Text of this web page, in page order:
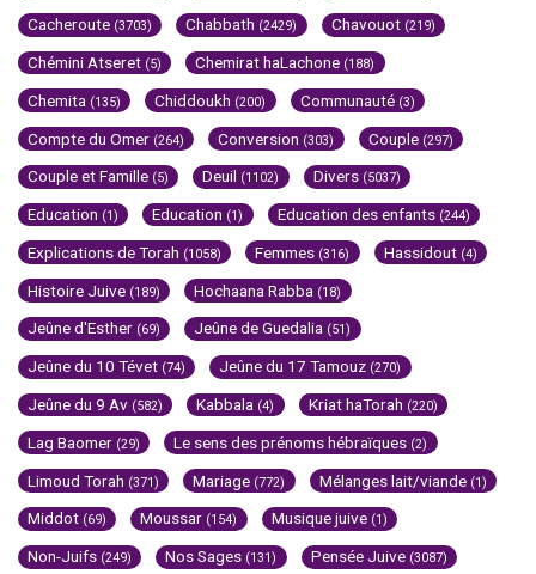
Cacheroute (3703) Chabbath (2429) Chavouot (219)
Chémini Atseret (5) Chemirat haLachone (188)
Chemita (135) Chiddoukh (200) Communauté (3)
Compte du Omer (264) Conversion (303) Couple (297)
Couple et Famille (5) Deuil (1102) Divers (5037)
Education (1) Education (1) Education des enfants (244)
Explications de Torah (1058) Femmes (316) Hassidout (4)
Histoire Juive (189) Hochaana Rabba (18)
Jeûne d'Esther (69) Jeûne de Guedalia (51)
Jeûne du 10 Tévet (74) Jeûne du 17 Tamouz (270)
Jeûne du 9 Av (582) Kabbala (4) Kriat haTorah (220)
Lag Baomer (29) Le sens des prénoms hébraïques (2)
Limoud Torah (371) Mariage (772) Mélanges lait/viande (1)
Middot (69) Moussar (154) Musique juive (1)
Non-Juifs (249) Nos Sages (131) Pensée Juive (3087)